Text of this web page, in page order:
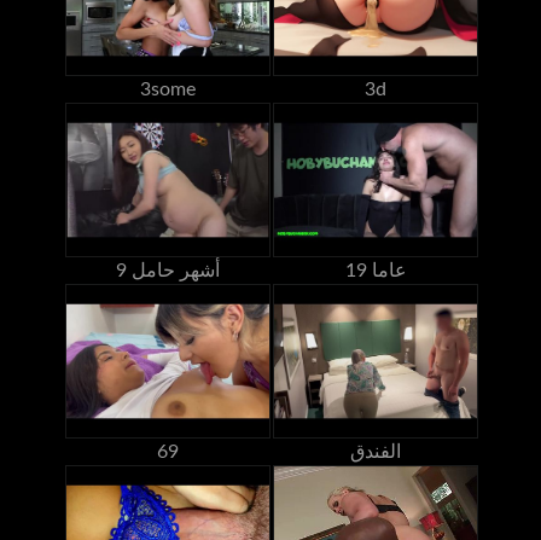
3some 3d
9 أشهر حامل 19 عاما
69 الفندق